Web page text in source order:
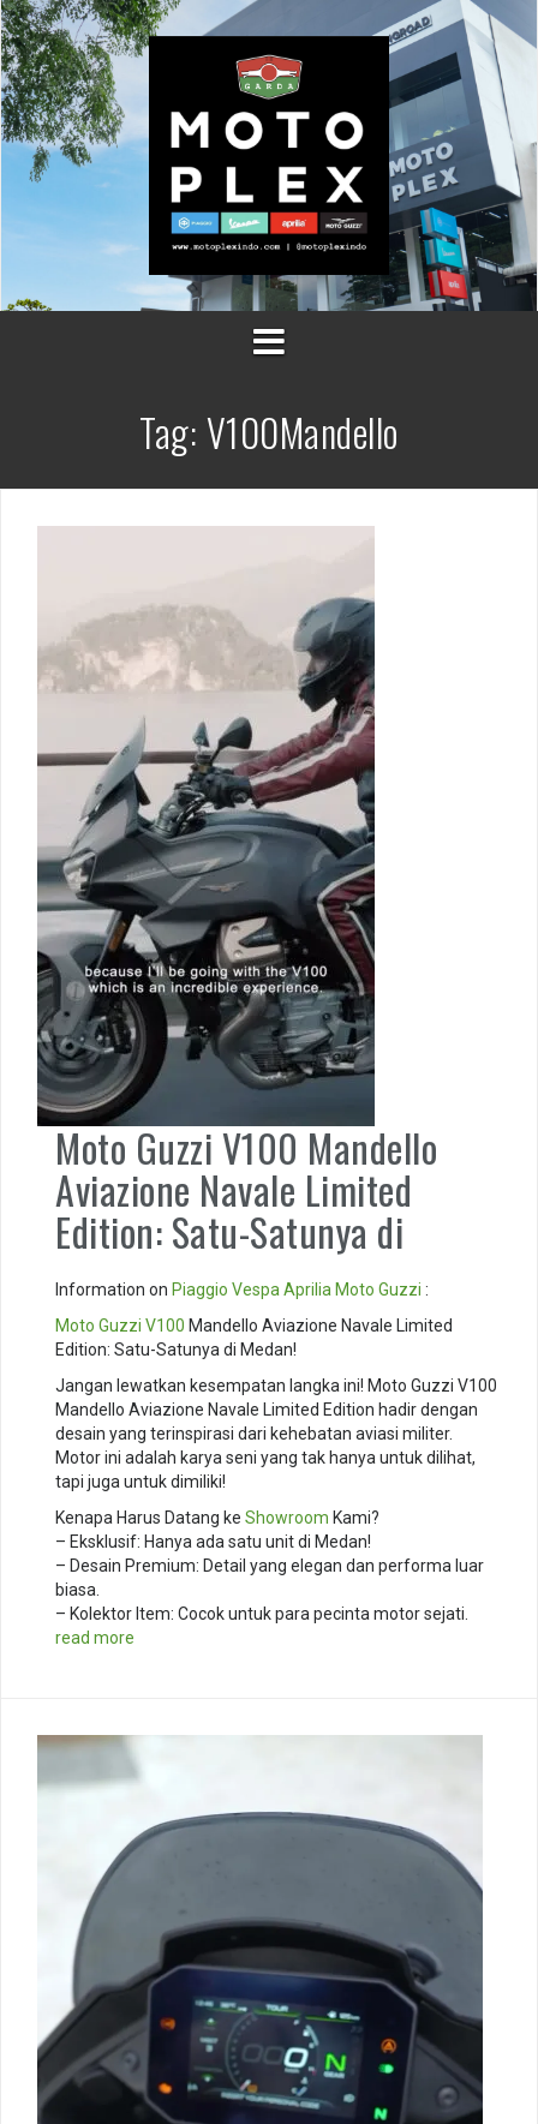
Skip
to
content
Tag:V100Mandello
Moto Guzzi V100 Mandello
Aviazione Navale Limited
Edition: Satu-Satunya di
Information on Piaggio Vespa Aprilia Moto Guzzi :
Moto Guzzi V100 Mandello Aviazione Navale Limited
Edition: Satu-Satunya di Medan!
Jangan lewatkan kesempatan langka ini! Moto Guzzi V100
Mandello Aviazione Navale Limited Edition hadir dengan
desain yang terinspirasi dari kehebatan aviasi militer.
Motor ini adalah karya seni yang tak hanya untuk dilihat,
tapi juga untuk dimiliki!
Kenapa Harus Datang ke Showroom Kami?
– Eksklusif: Hanya ada satu unit di Medan!
– Desain Premium: Detail yang elegan dan performa luar
biasa.
– Kolektor Item: Cocok untuk para pecinta motor sejati.
read more